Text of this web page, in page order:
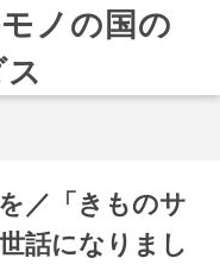
ノの国の
／「きものサ
話になりまし